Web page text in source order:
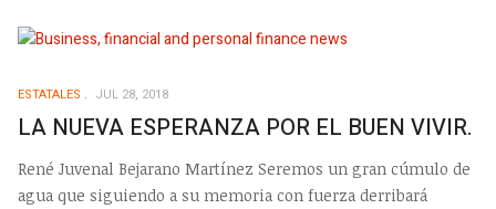
ESTATALES JUL 28, 2018
LA NUEVA ESPERANZA POR EL BUEN VIVIR.
René Juvenal Bejarano Martínez Seremos un gran cúmulo de
agua que siguiendo a su memoria con fuerza derribará